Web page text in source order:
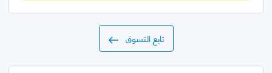
تابع التسوق